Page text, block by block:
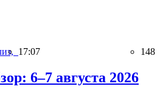
17:07 148
6–7 августа 2026